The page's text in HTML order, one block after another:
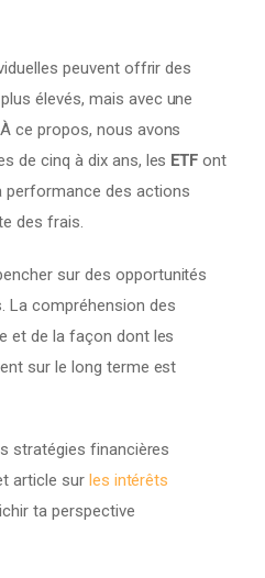
peuvent offrir des
élevés, mais avec une
ce propos, nous avons
de cinq à dix ans, les ETF ont
performance des actions
des frais.
sur des opportunités
La compréhension des
et de la façon dont les
sur le long terme est
stratégies financières
article sur les intérêts
ta perspective